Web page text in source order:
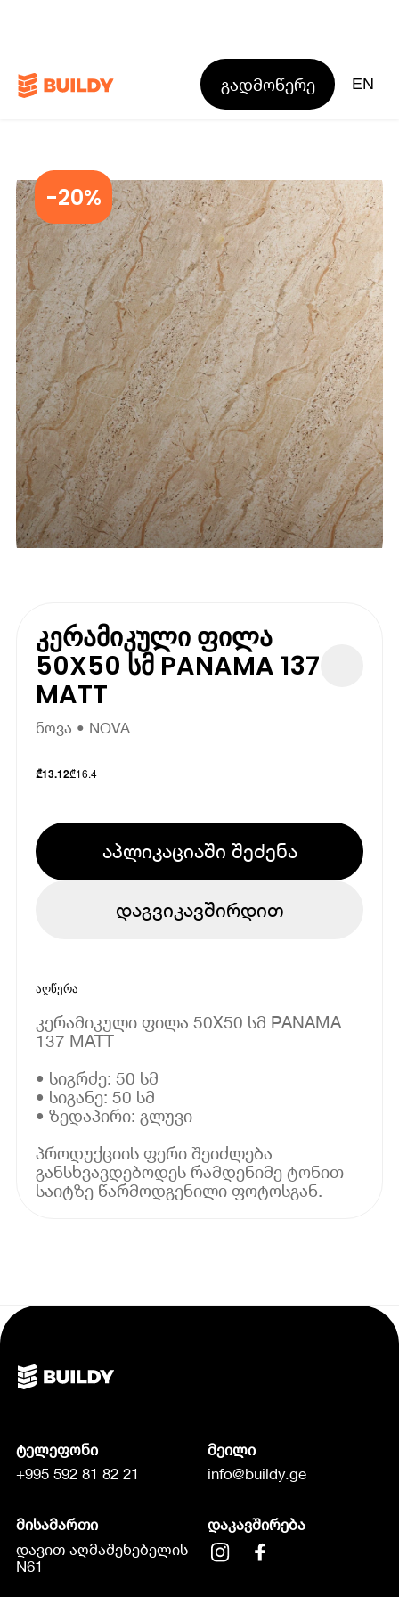
გადმოწერე EN
-20%
კერამიკული ფილა
50X50 სმ PANAMA 137
MATT
ნოვა • NOVA
₾13.12₾16.4
აპლიკაციაში შეძენა
დაგვიკავშირდით
აღწერა
კერამიკული ფილა 50X50 სმ PANAMA
137 MATT
• სიგრძე: 50 სმ
• სიგანე: 50 სმ
• ზედაპირი: გლუვი
პროდუქციის ფერი შეიძლება
განსხვავდებოდეს რამდენიმე ტონით
საიტზე წარმოდგენილი ფოტოსგან.
ტელეფონი
+995 592 81 82 21
მეილი
info@buildy.ge
მისამართი
დავით აღმაშენებელის
N61
დაკავშირება